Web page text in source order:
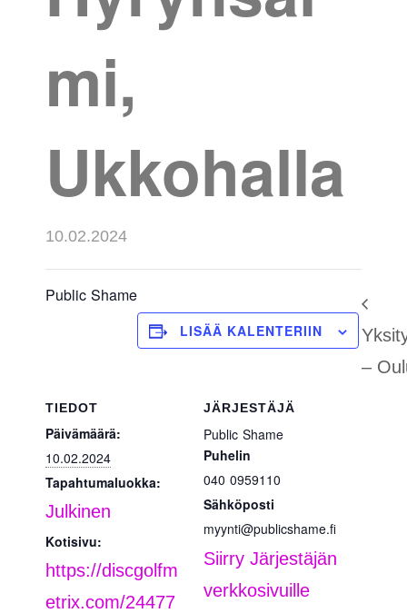
mi,
Ukkohalla
10.02.2024
Public Shame
LISÄÄ KALENTERIIN
TIEDOT
Päivämäärä:
10.02.2024
Tapahtumaluokka:
Julkinen
Kotisivu:
https://discgolfm
etrix.com/24477
JÄRJESTÄJÄ
Public Shame
Puhelin
040 0959110
Sähköposti
myynti@publicshame.fi
Siirry Järjestäjän
verkkosivuille
–